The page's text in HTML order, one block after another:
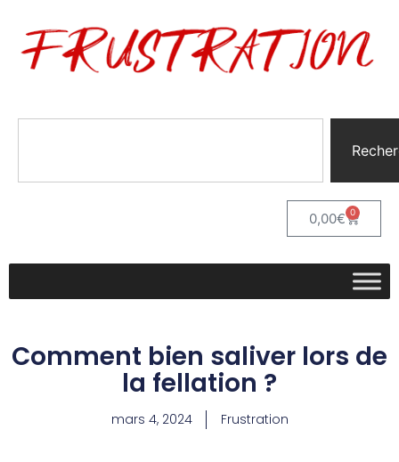
0,00€ 0
Comment bien saliver lors de
la fellation ?
mars 4, 2024 Frustration